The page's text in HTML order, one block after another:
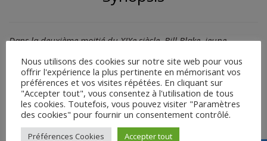
Dans la deuxième moitié du XIXe siècle, Bill Blake, jeune
entreprend un voyage initiatique où il devient malgré lui un
hors-la-loi traqué. Blessé, il est recueilli par Nobody, un
Amérindien lettré rejeté des siens, qui l’identifie d’emblée à son
homonyme défunt, le poète anglais William Blake, et décide de
sauver son âme.
Nous utilisons des cookies sur notre site web pour vous
offrir l'expérience la plus pertinente en mémorisant vos
préférences et vos visites répétées. En cliquant sur
"Accepter tout", vous consentez à l'utilisation de tous
les cookies. Toutefois, vous pouvez visiter "Paramètres
des cookies" pour fournir un consentement contrôlé.
Préférences Cookies Accepter tout